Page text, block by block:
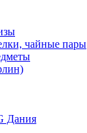
чайные пары
Дания